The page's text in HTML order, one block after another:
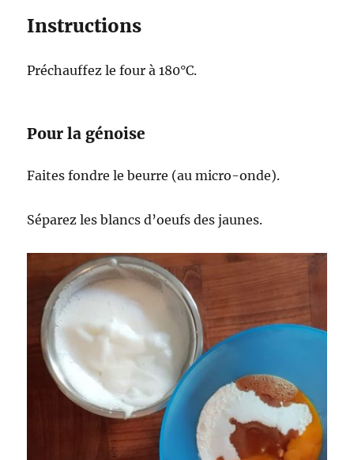
Instructions
Préchauffez le four à 180°C.
Pour la génoise
Faites fondre le beurre (au micro-onde).
Séparez les blancs d’oeufs des jaunes.